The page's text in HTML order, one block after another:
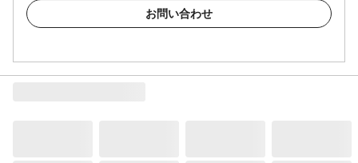
お問い合わせ